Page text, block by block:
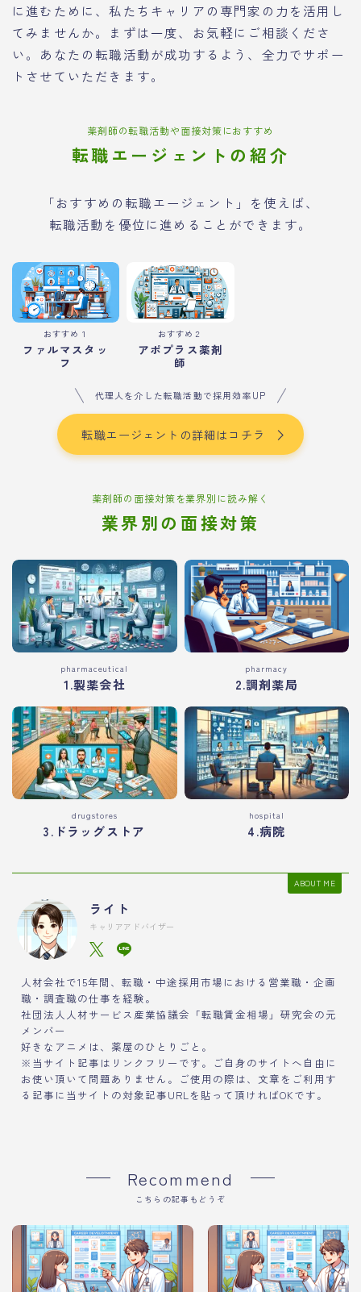
に進むために、私たちキャリアの専門家の力を活用し
てみませんか。まずは一度、お気軽にご相談くださ
い。あなたの転職活動が成功するよう、全力でサポー
トさせていただきます。
薬剤師の転職活動や面接対策におすすめ
転職エージェントの紹介
「おすすめの転職エージェント」を使えば、
転職活動を優位に進めることができます。
おすすめ１
ファルマスタッ
フ
おすすめ２
アポプラス薬剤
師
代理人を介した転職活動で採用効率UP
転職エージェントの詳細はコチラ
薬剤師の面接対策を業界別に読み解く
業界別の面接対策
pharmaceutical
1.製薬会社
pharmacy
2.調剤薬局
drugstores
3.ドラッグストア
hospital
4.病院
ABOUT ME
ライト
キャリアアドバイザー
人材会社で15年間、転職・中途採用市場における営業職・企画
職・調査職の仕事を経験。
社団法人人材サービス産業協議会「転職賃金相場」研究会の元
メンバー
好きなアニメは、薬屋のひとりごと。
※当サイト記事はリンクフリーです。ご自身のサイトへ自由に
お使い頂いて問題ありません。ご使用の際は、文章をご利用す
る記事に当サイトの対象記事URLを貼って頂ければOKです。
Recommend
こちらの記事もどうぞ